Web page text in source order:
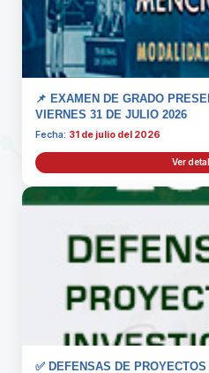
📌 EXAMEN DE GRADO
VIERNES 31 DE JULIO 2026
Fecha: 31 de julio del 2026
Ver
✅ DEFENSAS DE